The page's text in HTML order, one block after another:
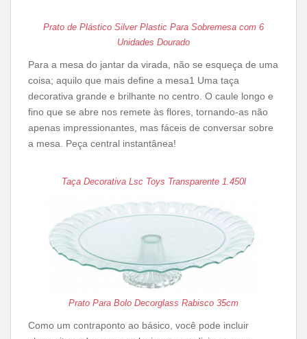
Prato de Plástico Silver Plastic Para Sobremesa com 6
Unidades Dourado
Para a mesa do jantar da virada, não se esqueça de uma
coisa; aquilo que mais define a mesa1 Uma taça
decorativa grande e brilhante no centro. O caule longo e
fino que se abre nos remete às flores, tornando-as não
apenas impressionantes, mas fáceis de conversar sobre
a mesa. Peça central instantânea!
Taça Decorativa Lsc Toys Transparente 1.450l
Prato Para Bolo Decorglass Rabisco 35cm
Como um contraponto ao básico, você pode incluir